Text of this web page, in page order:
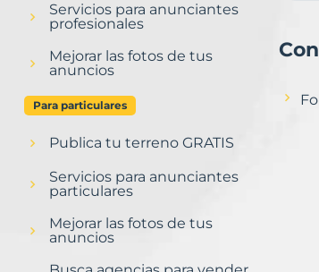
Servicios para anunciantes
profesionales
Mejorar las fotos de tus
anuncios
Para particulares
Publica tu terreno GRATIS
Servicios para anunciantes
particulares
Mejorar las fotos de tus
anuncios